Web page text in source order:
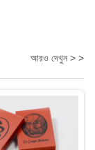
আরও দেখুন > >